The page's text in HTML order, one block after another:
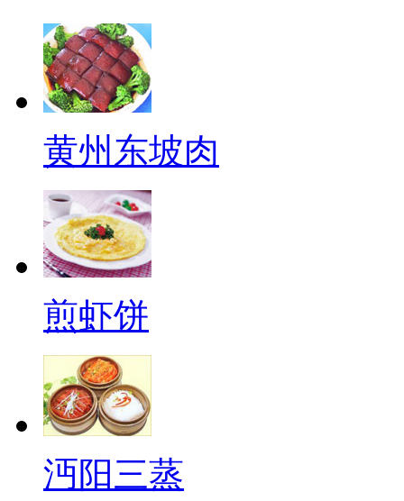
黄州东坡肉
煎虾饼
沔阳三蒸